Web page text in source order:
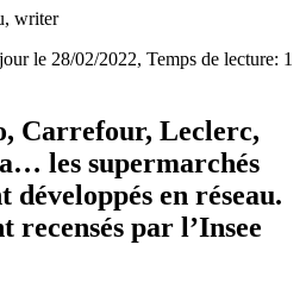
, writer
le 28/02/2022, Temps de lecture: 1
Carrefour, Leclerc,
les supermarchés
développés en réseau.
recensés par l’Insee